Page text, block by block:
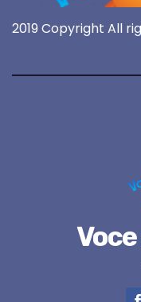
2019 Copyright All